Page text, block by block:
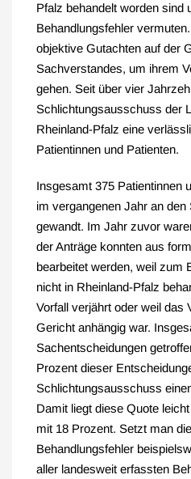
Pfalz behandelt worden sind
Behandlungsfehler
objektive Gutachten auf der
Sachverstandes, um ihrem
gehen. Seit über vier
Schlichtungsausschuss der
Rheinland-Pfalz eine
Patientinnen und Patienten.
Insgesamt 375 Patientinnen
im vergangenen Jahr an
gewandt. Im Jahr zuvor
der Anträge konnten aus
bearbeitet werden, weil zum
nicht in Rheinland-Pfalz
Vorfall verjährt oder weil das
Gericht anhängig war.
Sachentscheidungen
Prozent dieser
Schlichtungsausschuss
Damit liegt diese Quote
mit 18 Prozent. Setzt man
Behandlungsfehler
aller landesweit erfassten